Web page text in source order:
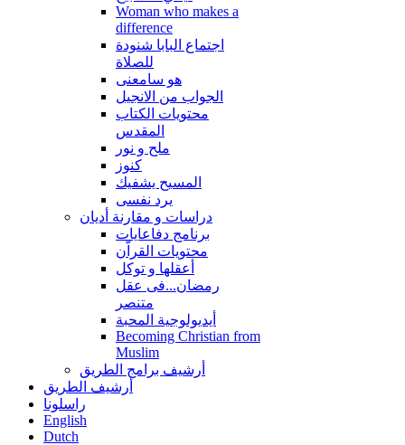
Woman who makes a
difference
اجتماع البابا شنودة
للصلاة
هو سامعنى
الجواب من الانجيل
محتويات الكتاب
المقدس
ملح و نور
كنوز
المسيح يشفيك
يرد نفسى
دراسات و مقارنة أديان
برنامج دفاعايات
محتويات القراّن
أعقلها و توكل
رمضان...فى عقل
متنصر
أيديولوجية المحبة
Becoming Christian from
Muslim
أرشيف برامج الطريق
أرشيف الطريق
راسلونا
English
Dutch